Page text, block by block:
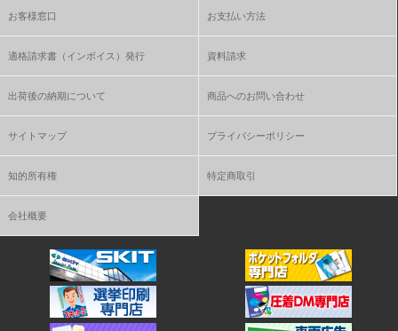
お客様窓口 お支払い方法
適格請求書（インボイス）発行 資料請求
出荷後の納期について 商品へのお問い合わせ
サイトマップ プライバシーポリシー
知的所有権 特定商取引
会社概要